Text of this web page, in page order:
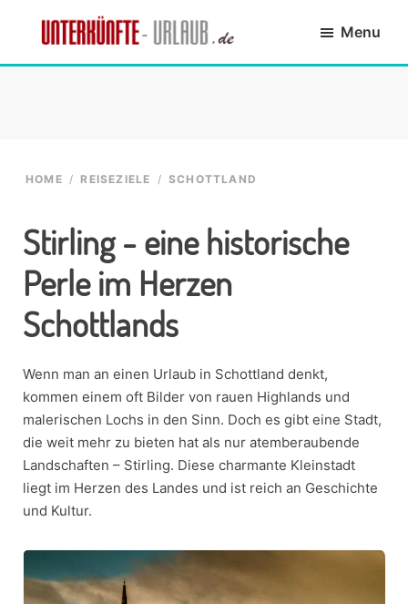
Unterkünfte-
finde
Menu
HOME / REISEZIELE / SCHOTTLAND
Stirling - eine historische
Perle im Herzen
Schottlands
Wenn man an einen Urlaub in Schottland denkt,
kommen einem oft Bilder von rauen Highlands und
malerischen Lochs in den Sinn. Doch es gibt eine Stadt,
die weit mehr zu bieten hat als nur atemberaubende
Landschaften – Stirling. Diese charmante Kleinstadt
liegt im Herzen des Landes und ist reich an Geschichte
und Kultur.